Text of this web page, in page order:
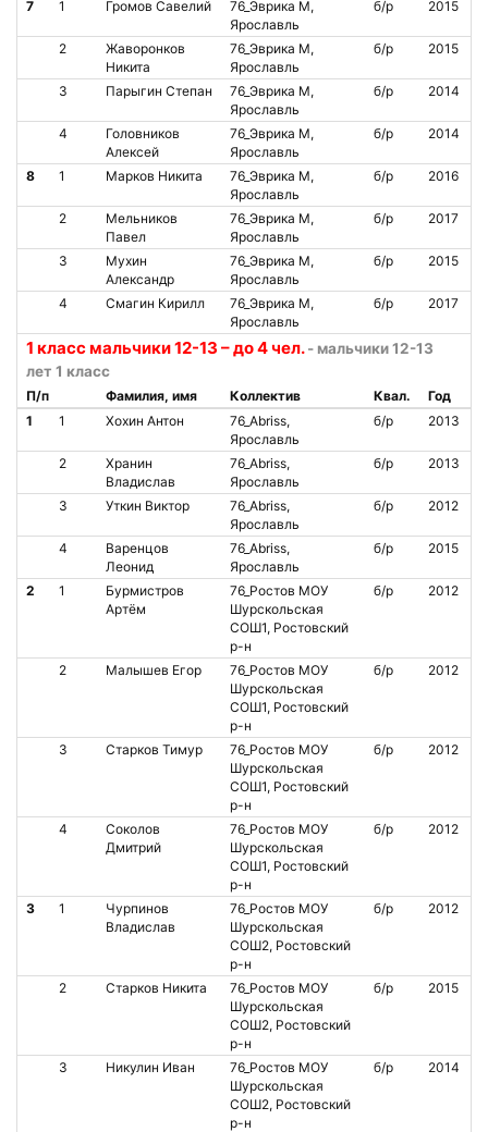
7 1 Громов Савелий
76_Эврика М,
Ярославль
б/р 2015
2
Жаворонков
Никита
76_Эврика М,
Ярославль
б/р 2015
3 Парыгин Степан
76_Эврика М,
Ярославль
б/р 2014
4
Головников
Алексей
76_Эврика М,
Ярославль
б/р 2014
8 1 Марков Никита
76_Эврика М,
Ярославль
б/р 2016
2
Мельников
Павел
76_Эврика М,
Ярославль
б/р 2017
3
Мухин
Александр
76_Эврика М,
Ярославль
б/р 2015
4 Смагин Кирилл
76_Эврика М,
Ярославль
б/р 2017
1 класс мальчики 12-13 – до 4 чел. - мальчики 12-13
лет 1 класс
П/п Фамилия, имя Коллектив Квал.
Год
1
1 Хохин Антон
76_Abriss,
Ярославль
б/р 2013
2
Хранин
Владислав
76_Abriss,
Ярославль
б/р 2013
3 Уткин Виктор
76_Abriss,
Ярославль
б/р 2012
4
Варенцов
Леонид
76_Abriss,
Ярославль
б/р 2015
2 1
Бурмистров
Артём
76_Ростов МОУ
Шурскольская
СОШ1, Ростовский
р-н
б/р 2012
2 Малышев Егор
76_Ростов МОУ
Шурскольская
СОШ1, Ростовский
р-н
б/р 2012
3 Старков Тимур
76_Ростов МОУ
Шурскольская
СОШ1, Ростовский
р-н
б/р 2012
4
Соколов
Дмитрий
76_Ростов МОУ
Шурскольская
СОШ1, Ростовский
р-н
б/р 2012
3 1
Чурпинов
Владислав
76_Ростов МОУ
Шурскольская
СОШ2, Ростовский
р-н
б/р 2012
2 Старков Никита
76_Ростов МОУ
Шурскольская
СОШ2, Ростовский
р-н
б/р 2015
3 Никулин Иван
76_Ростов МОУ
Шурскольская
СОШ2, Ростовский
р-н
б/р 2014